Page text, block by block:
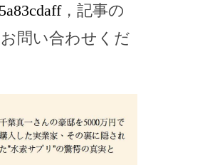
，記事の
問い合わせくだ